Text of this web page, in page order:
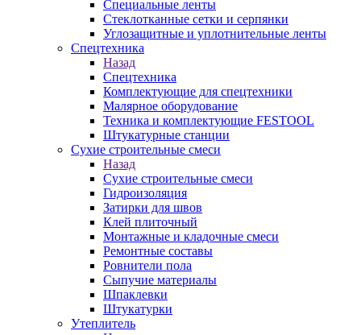
Специальные ленты
Стеклотканные сетки и серпянки
Углозащитные и уплотнительные ленты
Спецтехника
Назад
Спецтехника
Комплектующие для спецтехники
Малярное оборудование
Техника и комплектующие FESTOOL
Штукатурные станции
Сухие строительные смеси
Назад
Сухие строительные смеси
Гидроизоляция
Затирки для швов
Клей плиточный
Монтажные и кладочные смеси
Ремонтные составы
Ровнители пола
Сыпучие материалы
Шпаклевки
Штукатурки
Утеплитель